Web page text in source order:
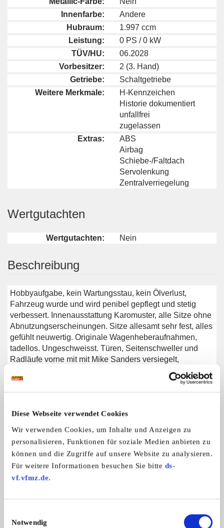
Diese Webseite verwendet Cookies
Wir verwenden Cookies, um Inhalte und Anzeigen zu
personalisieren, Funktionen für soziale Medien anbieten zu
können und die Zugriffe auf unsere Website zu analysieren.
Für weitere Informationen besuchen Sie bitte ds-
vf.vfmz.de.
Notwendig
Innenfarbe:
Andere
Hubraum:
1.997 ccm
Leistung:
0 PS / 0 kW
TÜV/HU:
06.2028
Vorbesitzer:
2 (3. Hand)
Getriebe:
Schaltgetriebe
Weitere Merkmale:
H-Kennzeichen
Historie dokumentiert
unfallfrei
zugelassen
Extras:
ABS
Airbag
Schiebe-/Faltdach
Servolenkung
Zentralverriegelung
Wertgutachten
Wertgutachten: Nein
Beschreibung
Hobbyaufgabe, kein Wartungsstau, kein Ölverlust,
Fahrzeug wurde und wird penibel gepflegt und stetig
verbessert. Innenausstattung Karomuster, alle Sitze ohne
Abnutzungserscheinungen. Sitze allesamt sehr fest, alles
gefühlt neuwertig. Originale Wagenheberaufnahmen,
tadellos. Ungeschweisst. Türen, Seitenschweller und
Radläufe vorne mit mit Mike Sanders versiegelt,
Vorderachse wurde im Winter 2024/2025 überarbeitet:
Querlenker, Radlager, Traggelenke, Federn, Dämpfer
(v+h Sachs), alle Schrauben neu,
gepulvert. Details bei Kontaktaufnahme.
Weitere Anzeigen dieses Anbieters